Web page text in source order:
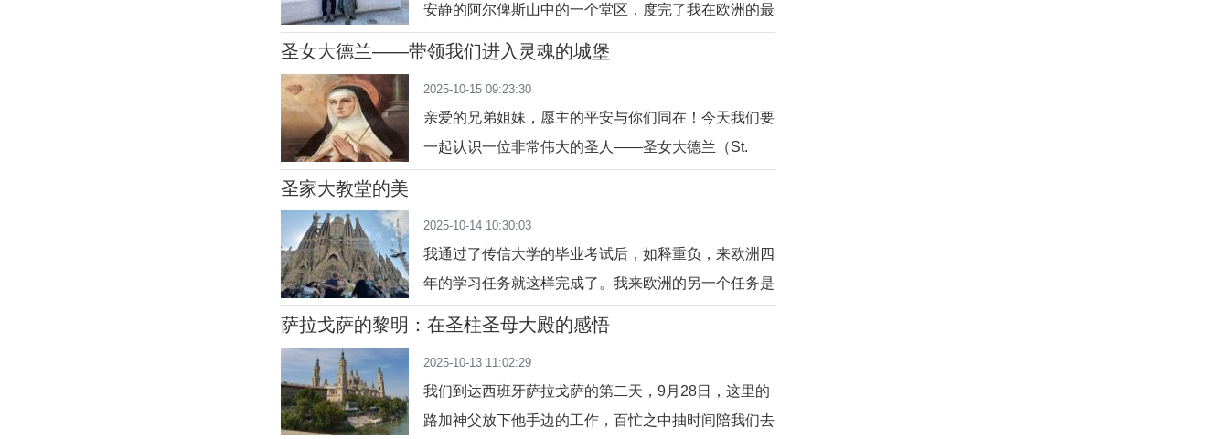
塞哥维亚古城中
安静的阿尔俾斯山中的一个堂区，度完了我在欧洲的最
后一个没有任何学业负担的暑假，就踏上了这个暑假最
的一个研讨会。三天的研讨会结束后，就与事先约定好
的两位好友踏上了去西班牙的禧年朝圣之旅。去西班牙
的第一个朝圣
圣女大德兰——带领我们进入灵魂的城堡
2025-10-15 09:23:30
亲爱的兄弟姐妹，愿主的平安与你们同在！今天我们要
一起认识一位非常伟大的圣人——圣女大德兰（St.
真正遇见天主。一、她是谁？圣女大德兰出生在西班牙
亚维拉城，公元1515年。她的父母信仰深厚，从小就
教导她爱天主。
圣家大教堂的美
2025-10-14 10:30:03
我通过了传信大学的毕业考试后，如释重负，来欧洲四
年的学习任务就这样完成了。我来欧洲的另一个任务是
朝圣，希望能够在学习以外的时间，去欧洲一些大的朝
我希望藉着在葡萄牙里斯本参加旅欧华人学术研讨会的
机会，去法蒂玛朝圣。我的愿望变成了现实，在研讨会
结束后，大家
萨拉戈萨的黎明：在圣柱圣母大殿的感悟
2025-10-13 11:02:29
我们到达西班牙萨拉戈萨的第二天，9月28日，这里的
路加神父放下他手边的工作，百忙之中抽时间陪我们去